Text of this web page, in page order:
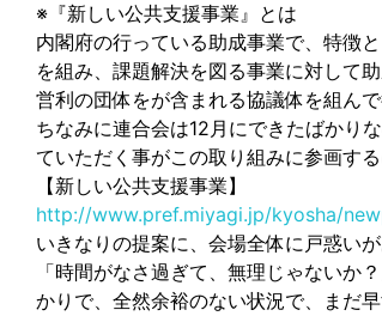
※『新しい公共支援事業』とは
内閣府の行っている助成事業で、特徴
を組み、課題解決を図る事業に対して
営利の団体をが含まれる協議体を組ん
ちなみに連合会は12月にできたばかり
ていただく事がこの取り組みに参画する
【新しい公共支援事業】
http://www.pref.miyagi.jp/kyosha/
いきなりの提案に、会場全体に戸惑いが
「時間がなさ過ぎて、無理じゃないか
かりで、全然余裕のない状況で、まだ